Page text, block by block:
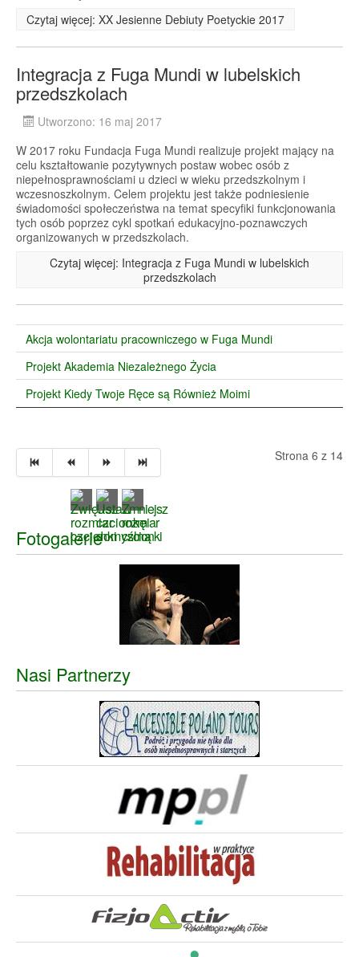
Czytaj więcej: XX Jesienne Debiuty Poetyckie 2017
Integracja z Fuga Mundi w lubelskich
przedszkolach
Utworzono: 16 maj 2017
W 2017 roku Fundacja Fuga Mundi realizuje projekt mający na
celu kształtowanie pozytywnych postaw wobec osób z
niepełnosprawnościami u dzieci w wieku przedszkolnym i
wczesnoszkolnym. Celem projektu jest także podniesienie
świadomości społeczeństwa na temat specyfiki funkcjonowania
tych osób poprzez cykl spotkań edukacyjno-poznawczych
organizowanych w przedszkolach.
Czytaj więcej: Integracja z Fuga Mundi w lubelskich
przedszkolach
Akcja wolontariatu pracowniczego w Fuga Mundi
Projekt Akademia Niezależnego Życia
Projekt Kiedy Twoje Ręce są Również Moimi
Strona 6 z 14
Fotogalerie
Nasi Partnerzy